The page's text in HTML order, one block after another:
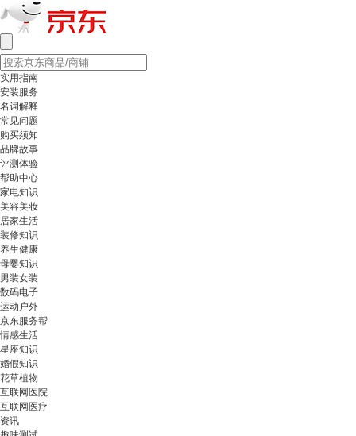
实用指南
安装服务
名词解释
常见问题
购买须知
品牌故事
评测体验
帮助中心
家电知识
美容美妆
居家生活
装修知识
养生健康
母婴知识
男装女装
数码电子
运动户外
京东服务帮
情感生活
星座知识
婚假知识
花草植物
互联网医院
互联网医疗
资讯